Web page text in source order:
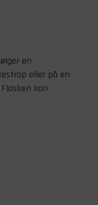
en
eller på en
kan